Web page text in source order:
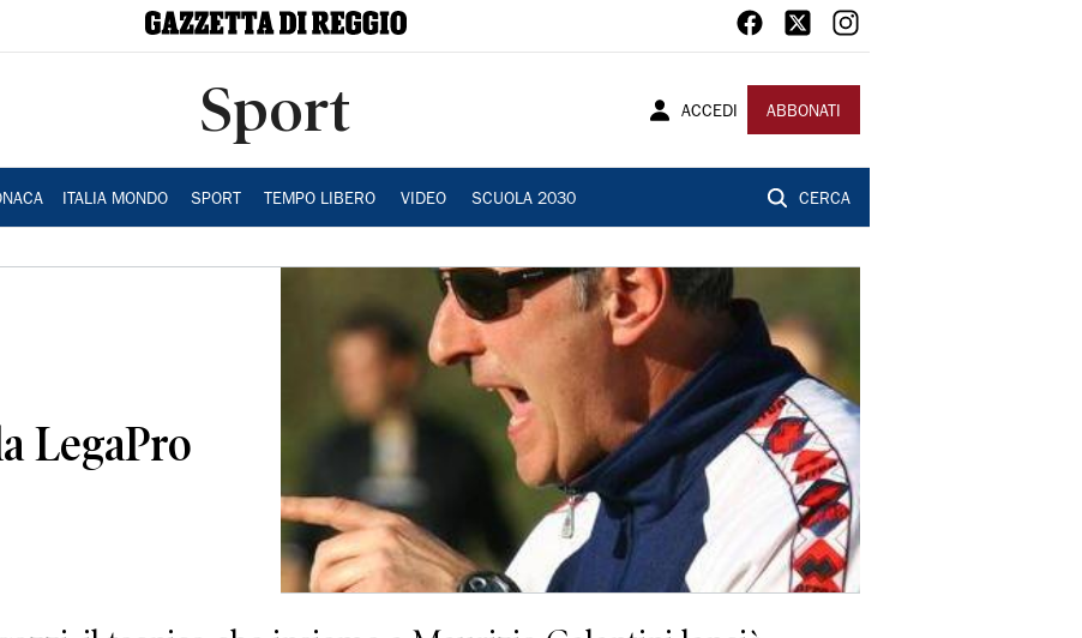
Sport ACCEDI ABBONATI
ITALIA MONDO SPORT TEMPO LIBERO VIDEO SCUOLA 2030 CERCA
LegaPro